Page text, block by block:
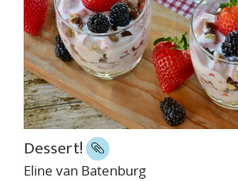
Dessert!
Eline van Batenburg